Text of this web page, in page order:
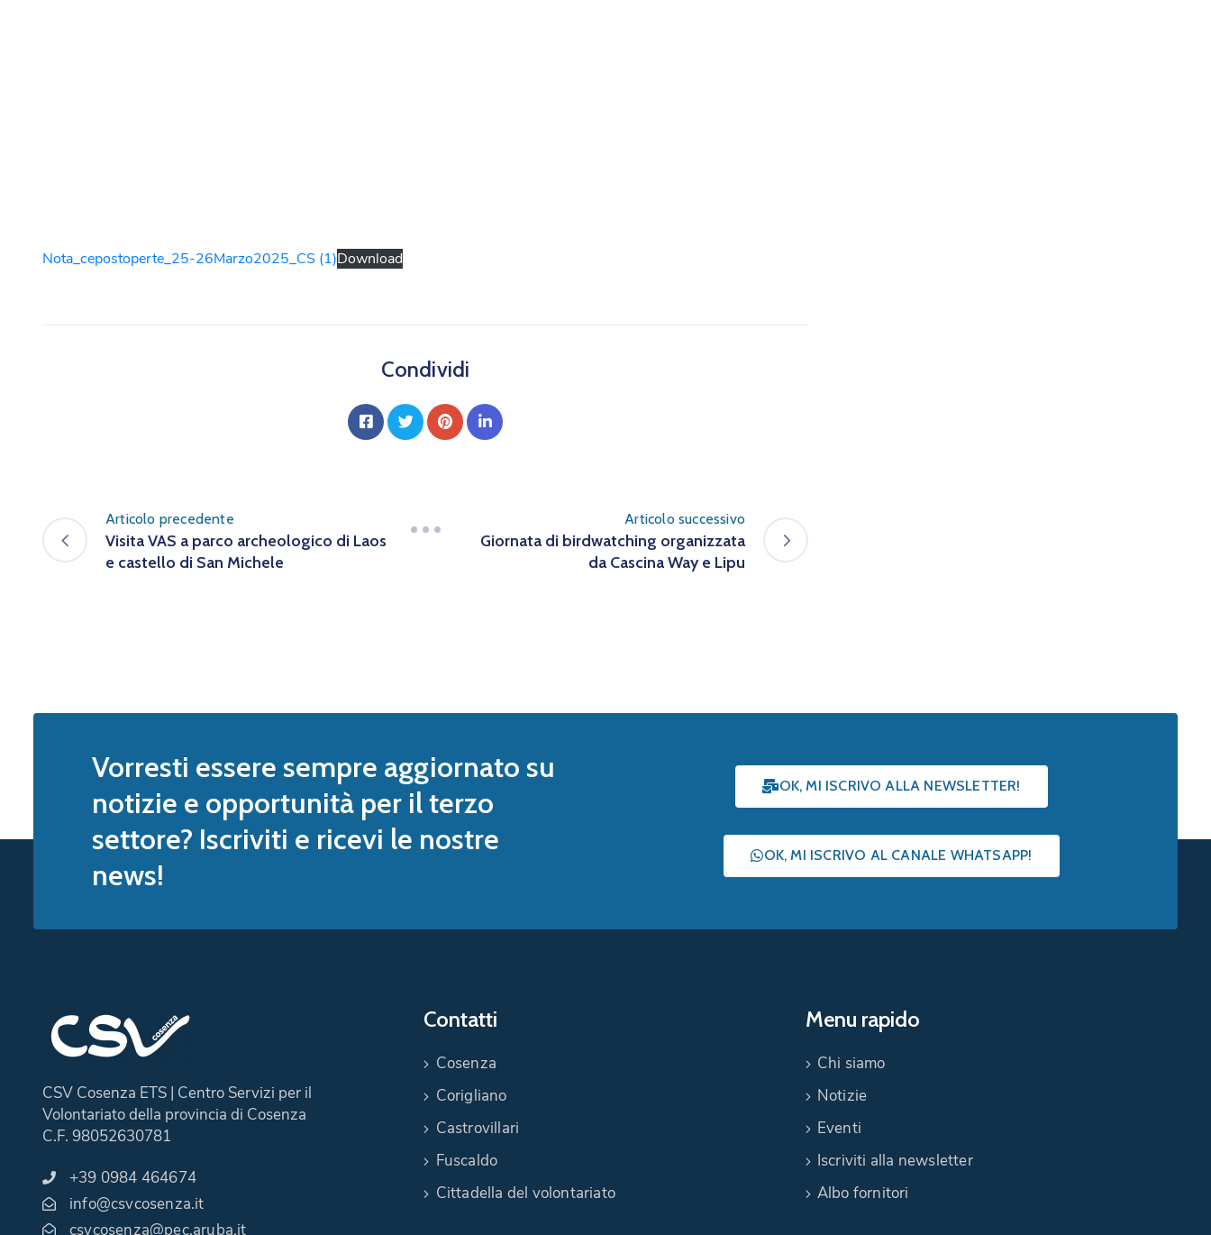
Nota_cepostoperte_25-26Marzo2025_CS (1)Download
Condividi
Articolo precedente
Visita VAS a parco archeologico di Laos
e castello di San Michele
Articolo successivo
Giornata di birdwatching organizzata
da Cascina Way e Lipu
Vorresti essere sempre aggiornato su
notizie e opportunità per il terzo
settore? Iscriviti e ricevi le nostre
news!
OK, MI ISCRIVO ALLA NEWSLETTER!
OK, MI ISCRIVO AL CANALE WHATSAPP!
CSV Cosenza ETS | Centro Servizi per il
Volontariato della provincia di Cosenza
C.F. 98052630781
+39 0984 464674
info@csvcosenza.it
csvcosenza@pec.aruba.it
Contatti
Cosenza
Corigliano
Castrovillari
Fuscaldo
Cittadella del volontariato
Menu rapido
Chi siamo
Notizie
Eventi
Iscriviti alla newsletter
Albo fornitori